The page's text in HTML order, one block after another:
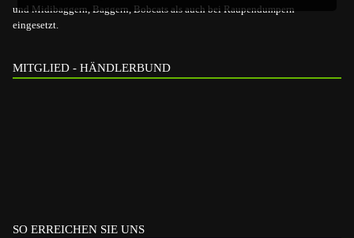
und Midibaggern, Baggern, Bobcats als auch bei Raupendumpern
eingesetzt.
MITGLIED - HÄNDLERBUND
SO ERREICHEN SIE UNS